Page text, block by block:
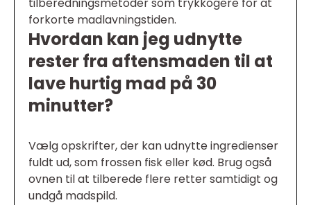
tilberedningsmetoder som trykkogere for at
forkorte madlavningstiden.
Hvordan kan jeg udnytte
rester fra aftensmaden til at
lave hurtig mad på 30
minutter?
Vælg opskrifter, der kan udnytte ingredienser
fuldt ud, som frossen fisk eller kød. Brug også
ovnen til at tilberede flere retter samtidigt og
undgå madspild.